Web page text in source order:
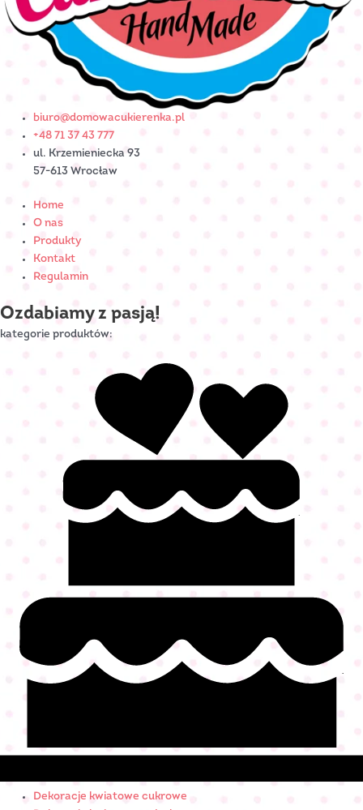
biuro@domowacukierenka.pl
+48 71 37 43 777
ul. Krzemieniecka 93
57-613 Wrocław
Home
O nas
Produkty
Kontakt
Regulamin
Ozdabiamy z pasją!
kategorie produktów:
Dekoracje kwiatowe cukrowe